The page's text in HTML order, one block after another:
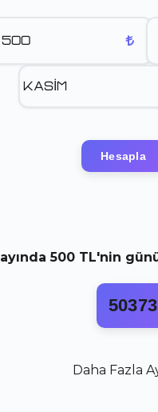
Hesapla
ayında500 TL'nin
Daha Fazla